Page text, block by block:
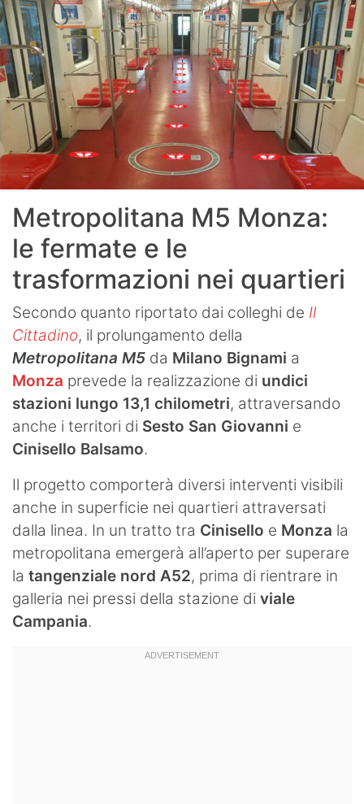
Metropolitana M5 Monza:
le fermate e le
trasformazioni nei quartieri
Secondo quanto riportato dai colleghi de Il
Cittadino, il prolungamento della
Metropolitana M5 da Milano Bignami a
Monza prevede la realizzazione di undici
stazioni lungo 13,1 chilometri, attraversando
anche i territori di Sesto San Giovanni e
Cinisello Balsamo.
Il progetto comporterà diversi interventi visibili
anche in superficie nei quartieri attraversati
dalla linea. In un tratto tra Cinisello e Monza la
metropolitana emergerà all’aperto per superare
la tangenziale nord A52, prima di rientrare in
galleria nei pressi della stazione di viale
Campania.